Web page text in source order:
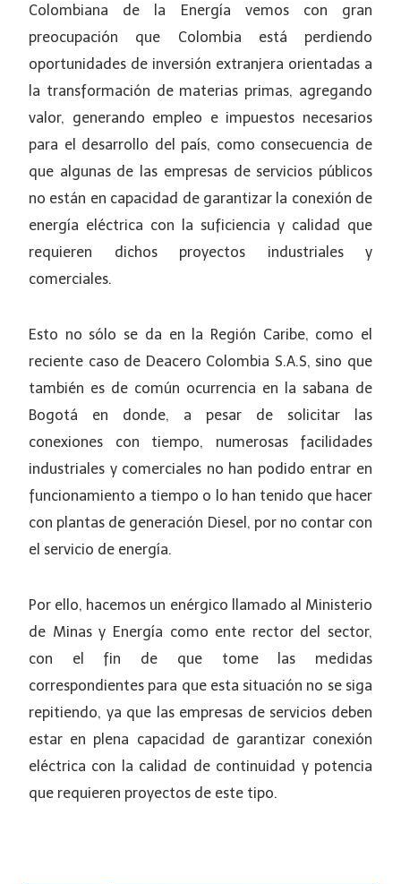
Colombiana de la Energía vemos con gran
preocupación que Colombia está perdiendo
oportunidades de inversión extranjera orientadas a
la transformación de materias primas, agregando
valor, generando empleo e impuestos necesarios
para el desarrollo del país, como consecuencia de
que algunas de las empresas de servicios públicos
no están en capacidad de garantizar la conexión de
energía eléctrica con la suficiencia y calidad que
requieren dichos proyectos industriales y
comerciales.
Esto no sólo se da en la Región Caribe, como el
reciente caso de Deacero Colombia S.A.S, sino que
también es de común ocurrencia en la sabana de
Bogotá en donde, a pesar de solicitar las
conexiones con tiempo, numerosas facilidades
industriales y comerciales no han podido entrar en
funcionamiento a tiempo o lo han tenido que hacer
con plantas de generación Diesel, por no contar con
el servicio de energía.
Por ello, hacemos un enérgico llamado al Ministerio
de Minas y Energía como ente rector del sector,
con el fin de que tome las medidas
correspondientes para que esta situación no se siga
repitiendo, ya que las empresas de servicios deben
estar en plena capacidad de garantizar conexión
eléctrica con la calidad de continuidad y potencia
que requieren proyectos de este tipo.